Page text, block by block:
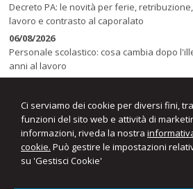
Ci serviamo dei cookie per diversi fini,
funzioni del sito web e attività di
informazioni, riveda la nostra
cookie. Può gestire le impostazioni
su 'Gestisci Cookie'
Decreto PA: le novità per ferie,
lavoro e contrasto al caporalato
06/08/2026
Personale scolastico: cosa cambia dopo
anni al lavoro
CCNL di riferimento